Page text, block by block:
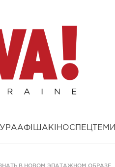
АФІША КІНОСПЕЦТЕМИ
В НОВОМ ЭПАТАЖНОМ ОБРАЗЕ